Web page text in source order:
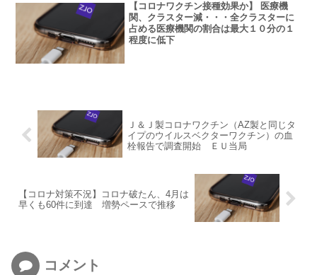
【コロナワクチン接種効果か】 医療機
関、クラスター減・・・全クラスターに
占める医療機関の割合は最大１０分の１
程度に低下
Ｊ＆Ｊ製コロナワクチン（AZ製と同じタ
イプのウイルスベクターワクチン）の血
栓報告で調査開始 ＥＵ当局
【コロナ対策不況】コロナ破たん、4月は
早くも60件に到達 増勢ペースで推移
コメント